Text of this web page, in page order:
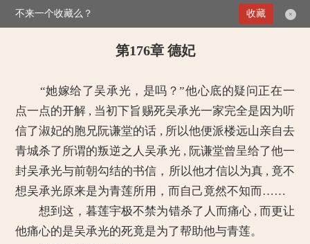
>媚倾天下：妖孽王爷别乱来 第176章 德妃
第176章 德妃
“她嫁给了吴承光，是吗？”他心底的疑问正在一
点一点的开解 , 当初下旨赐死吴承光一家完全是因为听
信了淑妃的胞兄阮谦堂的话 , 所以他便派楼远山亲自去
青城杀了所谓的叛逆之人吴承光 , 阮谦堂曾呈给了他一
封吴承光与前朝勾结的书信，所以他才信以为真 , 竟不
想吴承光原来是为青莲所用，而自己竟然不知而……
想到这，暮莲宇极不禁为错杀了人而痛心 , 而更让
他痛心的是吴承光的死竟是为了帮助他与青莲。
不来一个收藏么？ ×
收藏